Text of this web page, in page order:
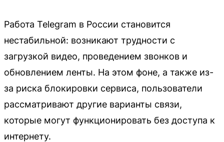
Работа Telegram в России становится
нестабильной: возникают трудности с
загрузкой видео, проведением звонков и
обновлением ленты. На этом фоне, а также из-
за риска блокировки сервиса, пользователи
рассматривают другие варианты связи,
которые могут функционировать без доступа к
интернету.